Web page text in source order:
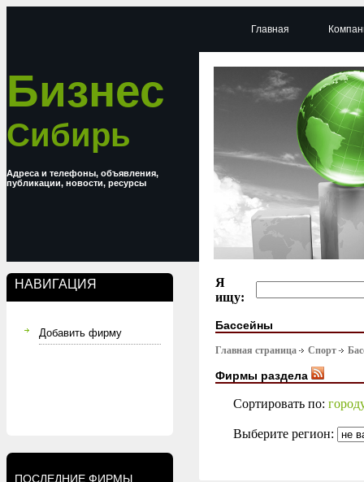
Бизнес
Сибирь
Адреса и телефоны, объявления,
публикации, новости, ресурсы
НАВИГАЦИЯ
Добавить фирму
ПОСЛЕДНИЕ ФИРМЫ
Главная
Я
ищу:
Бассейны
Главная страница Спорт
Фирмы раздела
Сортировать по:
Выберите регион: